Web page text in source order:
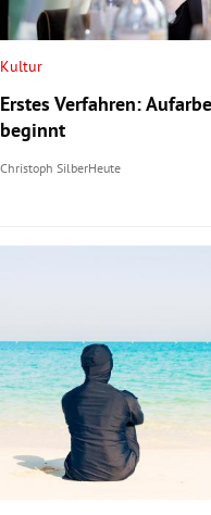
Untermenü
Kultur
Erstes Verfahren:
beginnt
Christoph SilberHeute